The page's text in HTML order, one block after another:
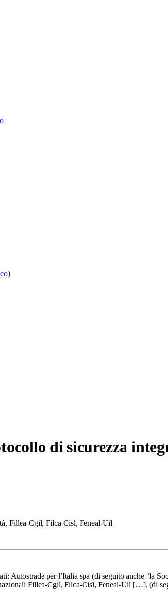
di sicurezza
Fillea-Cgil, Filca-Cisl, Feneal-Uil
Autostrade per l’Italia spa (di seguito anche “la
Fillea-Cgil, Filca-Cisl, Feneal-Uil […], (di